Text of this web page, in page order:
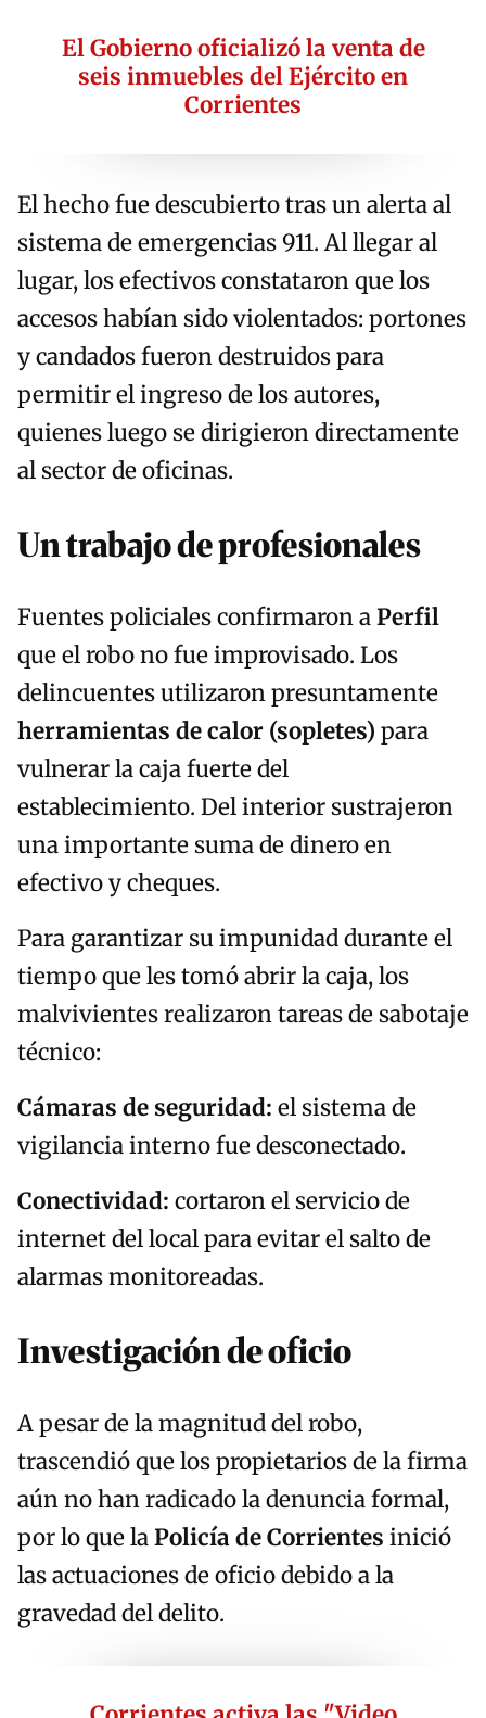
El Gobierno oficializó la venta de
seis inmuebles del Ejército en
Corrientes
El hecho fue descubierto tras un alerta al
sistema de emergencias 911. Al llegar al
lugar, los efectivos constataron que los
accesos habían sido violentados: portones
y candados fueron destruidos para
permitir el ingreso de los autores,
quienes luego se dirigieron directamente
al sector de oficinas.
Un trabajo de profesionales
Fuentes policiales confirmaron aPerfil
que el robo no fue improvisado. Los
delincuentes utilizaron presuntamente
herramientas de calor (sopletes) para
vulnerar la caja fuerte del
establecimiento. Del interior sustrajeron
una importante suma de dinero en
efectivo y cheques.
Para garantizar su impunidad durante el
tiempo que les tomó abrir la caja, los
malvivientes realizaron tareas de sabotaje
técnico:
Cámaras de seguridad: el sistema de
vigilancia interno fue desconectado.
Conectividad: cortaron el servicio de
internet del local para evitar el salto de
alarmas monitoreadas.
Investigación de oficio
A pesar de la magnitud del robo,
trascendió que los propietarios de la firma
aún no han radicado la denuncia formal,
por lo que laPolicía de Corrientes inició
las actuaciones de oficio debido a la
gravedad del delito.